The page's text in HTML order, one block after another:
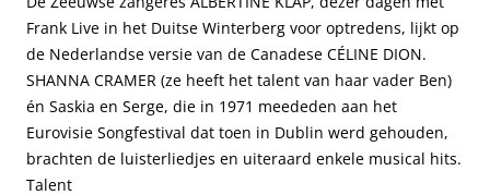
Frank Live in het Duitse Winterberg voor optredens, lijkt op
de Nederlandse versie van de Canadese CÉLINE DION.
SHANNA CRAMER (ze heeft het talent van haar vader Ben)
én Saskia en Serge, die in 1971 meededen aan het
Eurovisie Songfestival dat toen in Dublin werd gehouden,
brachten de luisterliedjes en uiteraard enkele musical hits.
Talent